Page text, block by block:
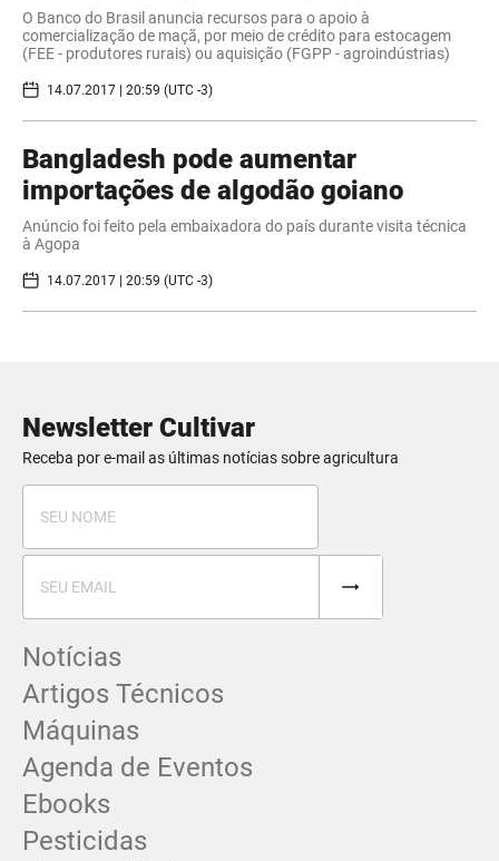
O Banco do Brasil anuncia recursos para o apoio à
comercialização de maçã, por meio de crédito para estocagem
(FEE - produtores rurais) ou aquisição (FGPP - agroindústrias)
14.07.2017 | 20:59 (UTC -3)
​Bangladesh pode aumentar
importações de algodão goiano
Anúncio foi feito pela embaixadora do país durante visita técnica
à Agopa
14.07.2017 | 20:59 (UTC -3)
Newsletter Cultivar
Receba por e-mail as últimas notícias sobre agricultura
Notícias
Artigos Técnicos
Máquinas
Agenda de Eventos
Ebooks
Pesticidas